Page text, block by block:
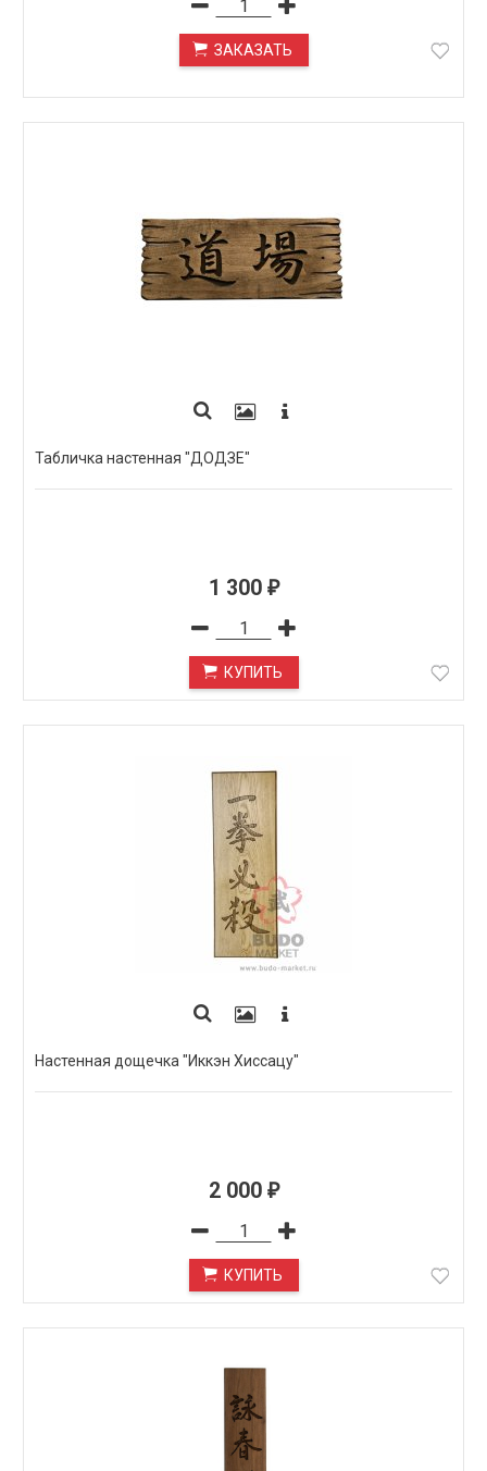
ЗАКАЗАТЬ
Табличка настенная "ДОДЗЁ"
1 300 ₽
КУПИТЬ
Настенная дощечка "Иккэн Хиссацу"
2 000 ₽
КУПИТЬ